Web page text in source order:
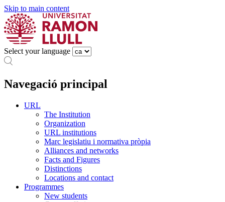
Skip to main content
Select your language
Navegació principal
URL
The Institution
Organization
URL institutions
Marc legislatiu i normativa pròpia
Alliances and networks
Facts and Figures
Distinctions
Locations and contact
Programmes
New students